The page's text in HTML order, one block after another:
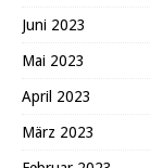
Juni 2023
Mai 2023
April 2023
März 2023